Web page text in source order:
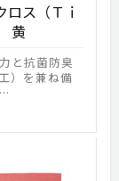
ロス（Ｔｉ
黄
と抗菌防臭
）を兼ね備